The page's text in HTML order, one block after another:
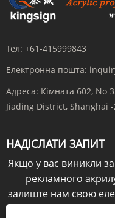
Тел: +61-415999843
Електронна пошта:
Адреса: Кімната 602, No
Jiading District, Shanghai
НАДІСЛАТИ ЗАПИТ
Якщо у вас виникли
рекламного
залиште нам свою
з вами